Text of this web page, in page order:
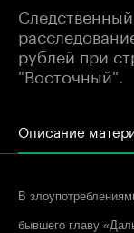
рублей при
"Восточный".
Описание
В
бывшего главу